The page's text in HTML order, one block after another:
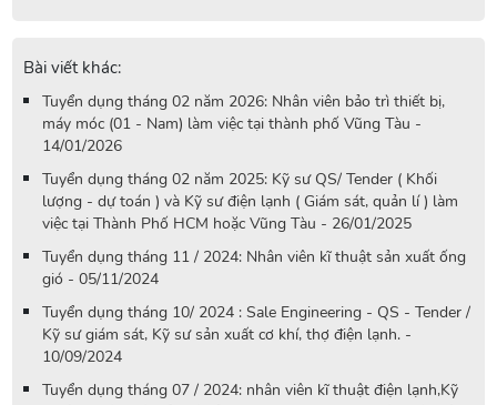
Bài viết khác:
Tuyển dụng tháng 02 năm 2026: Nhân viên bảo trì thiết bị,
máy móc (01 - Nam) làm việc tại thành phố Vũng Tàu -
14/01/2026
Tuyển dụng tháng 02 năm 2025: Kỹ sư QS/ Tender ( Khối
lượng - dự toán ) và Kỹ sư điện lạnh ( Giám sát, quản lí ) làm
việc tại Thành Phố HCM hoặc Vũng Tàu - 26/01/2025
Tuyển dụng tháng 11 / 2024: Nhân viên kĩ thuật sản xuất ống
gió - 05/11/2024
Tuyển dụng tháng 10/ 2024 : Sale Engineering - QS - Tender /
Kỹ sư giám sát, Kỹ sư sản xuất cơ khí, thợ điện lạnh. -
10/09/2024
Tuyển dụng tháng 07 / 2024: nhân viên kĩ thuật điện lạnh,Kỹ